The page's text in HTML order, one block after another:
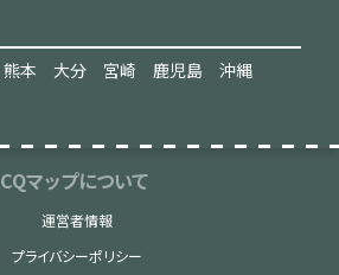
熊本 大分 宮崎 鹿児島 沖縄
CQマップについて
運営者情報
プライバシーポリシー